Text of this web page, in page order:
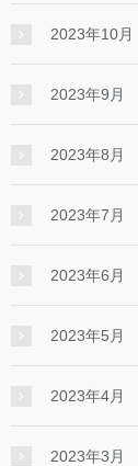
2023年10月
2023年9月
2023年8月
2023年7月
2023年6月
2023年5月
2023年4月
2023年3月